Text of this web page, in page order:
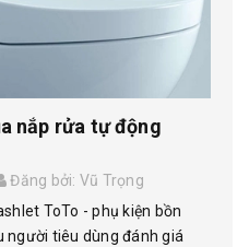
nắp rửa tự động
Đăng bởi: Vũ Trọng
ToTo - phụ kiện bồn
người tiêu dùng đánh giá